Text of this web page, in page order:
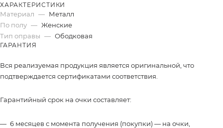
ХАРАКТЕРИСТИКИ
Материал — Металл
По полу — Женские
Тип оправы — Ободковая
ГАРАНТИЯ
Вся реализуемая продукция является оригинальной, что
подтверждается сертификатами соответствия.
Гарантийный срок на очки составляет:
6 месяцев с момента получения (покупки) — на очки,